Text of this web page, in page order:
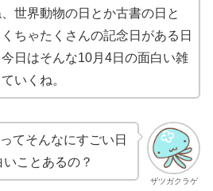
世界動物の日とか古書の日と
ちゃたくさんの記念日がある日
日はそんな10月4日の面白い雑
いくね。
ザツガクラゲ
てそんなにすごい日
ことあるの？